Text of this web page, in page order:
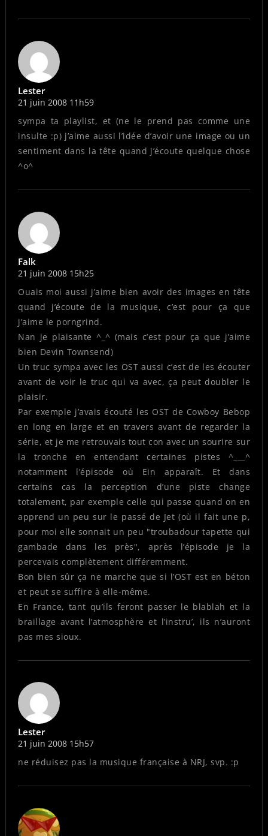
Lester
21 juin 2008 11h59
sympa ta playlist, et (ne le prend pas comme une
insulte :p) j’aime aussi l’idée d’avoir une image ou un
sentiment dans la tête quand j’écoute quelque chose
^o^
Falk
21 juin 2008 15h25
Ouais moi aussi j’aime bien avoir des images en tête
quand j’écoute de la musique, c’est pour ça que
j’aime le porngrind.
Nan je plaisante ^_^ (mais c’est pour ça que j’aime
bien Devin Townsend)
Un truc sympa avec les OST aussi c’est de les écouter
avant de voir le truc qui va avec, ça peut doubler le
plaisir.
Par exemple j’avais écouté les OST de Cowboy Bebop
en long en large et en travers avant de regarder la
série, et je me retrouvais tout con avec un sourire sur
la tronche en entendant certaines pistes ^___^
notamment l’épisode où Ein apparaît. Et dans
certains cas la perception d’une piste change
totalement, par exemple celle qui passe quand on en
apprend un peu sur le passé de Jet (où il fait une p,
pour moi elle sonnait un peu "troubadour tapette qui
gambade dans les près", après l’épisode je la
percevais complètement différemment.
Bon bien sûr ça ne marche que si l’OST est en béton
et peut se suffire à elle-même.
En France, tant qu’ils feront passer le blablah et la
braillage avant l’atmosphère et l’instru’, ils n’auront
pas mes sioux.
Lester
21 juin 2008 15h57
ne réduisez pas la musique française à NRJ, svp. :p